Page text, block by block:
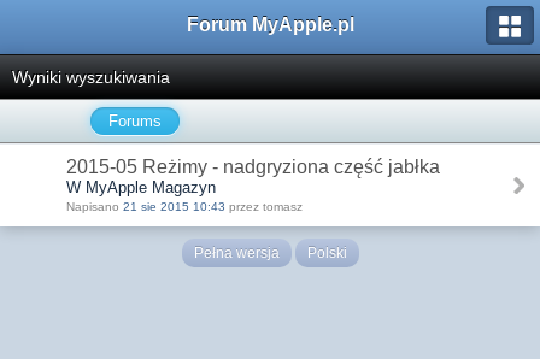
Forum MyApple.pl
Wyniki wyszukiwania
Forums
2015-05 Reżimy - nadgryziona część jabłka
W MyApple Magazyn
Napisano 21 sie 2015 10:43 przez tomasz
Pełna wersja Polski